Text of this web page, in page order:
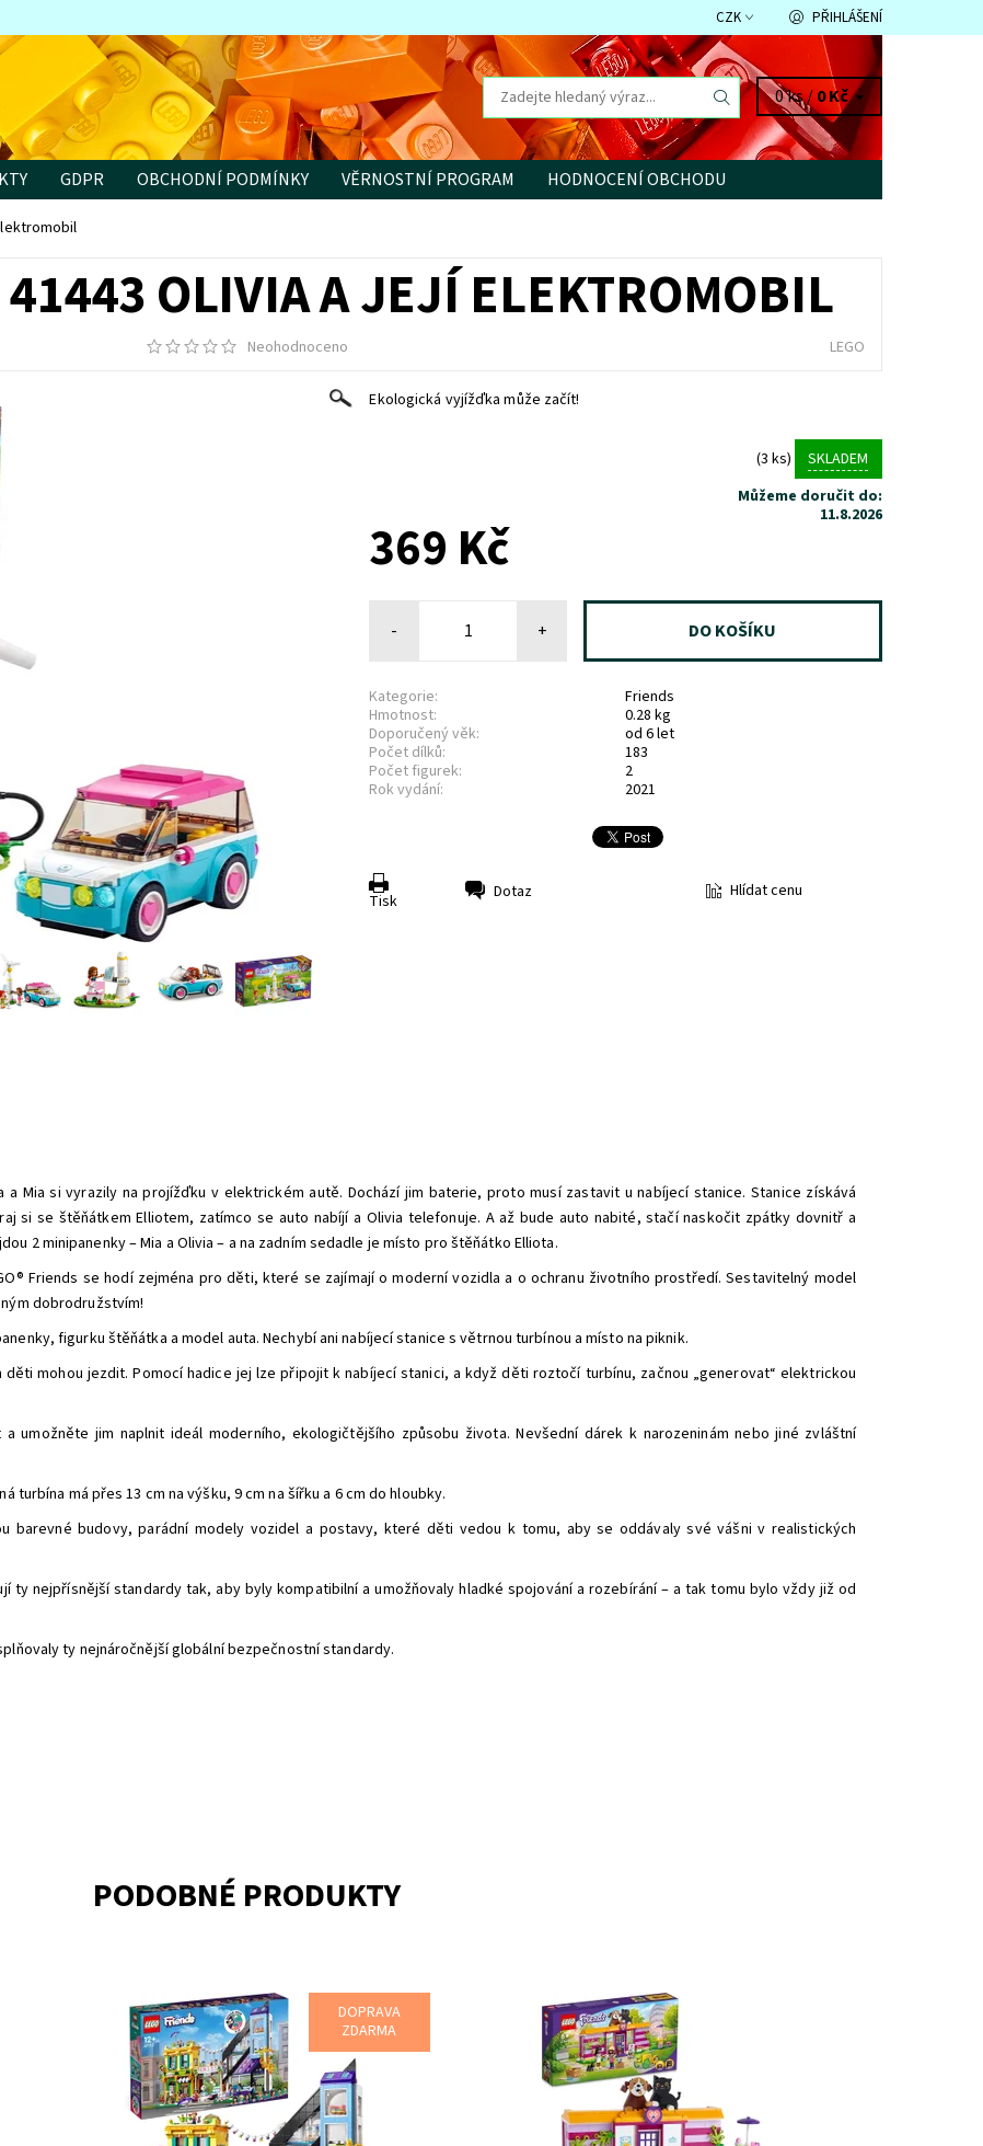
CZK PŘIHLÁŠENÍ
0 ks /0 Kč
GDPR OBCHODNÍ PODMÍNKY VĚRNOSTNÍ PROGRAM
HODNOCENÍ OBCHODU
41443 OLIVIA A JEJÍ ELEKTROMOBIL
Neohodnoceno LEGO
Ekologická vyjížďka může začít!
(3 ks)
SKLADEM
Můžeme doručit do:
11.8.2026
369 Kč
- +
Kategorie:
Friends
Hmotnost:
0.28 kg
Doporučený věk:
od 6 let
Počet dílků:
183
Počet figurek:
2
Rok vydání:
2021
Tisk Dotaz Hlídat cenu
Mia si vyrazily na projížďku v elektrickém autě. Dochází jim baterie, proto musí zastavit u nabíjecí stanice. Stanice získává
si se štěňátkem Elliotem, zatímco se auto nabíjí a Olivia telefonuje. A až bude auto nabité, stačí naskočit zpátky dovnitř a
2 minipanenky – Mia a Olivia – a na zadním sedadle je místo pro štěňátko Elliota.
Friends se hodí zejména pro děti, které se zajímají o moderní vozidla a o ochranu životního prostředí. Sestavitelný model
dobrodružstvím!
figurku štěňátka a model auta. Nechybí ani nabíjecí stanice s větrnou turbínou a místo na piknik.
mohou jezdit. Pomocí hadice jej lze připojit k nabíjecí stanici, a když děti roztočí turbínu, začnou „generovat“ elektrickou
umožněte jim naplnit ideál moderního, ekologičtějšího způsobu života. Nevšední dárek k narozeninám nebo jiné zvláštní
turbína má přes 13 cm na výšku, 9 cm na šířku a 6 cm do hloubky.
barevné budovy, parádní modely vozidel a postavy, které děti vedou k tomu, aby se oddávaly své vášni v realistických
ty nejpřísnější standardy tak, aby byly kompatibilní a umožňovaly hladké spojování a rozebírání – a tak tomu bylo vždy již od
ty nejnáročnější globální bezpečnostní standardy.
PODOBNÉ PRODUKTY
DOPRAVA
ZDARMA
Inspirujte děti k navrhování, zdobení a vystavování
Dostupnost:
Skladem2
11211
LEGO
Zábavná stavebnice LEGO® Friends s modelem zvířecí
Dostupnost:
Skladem2
LEGO